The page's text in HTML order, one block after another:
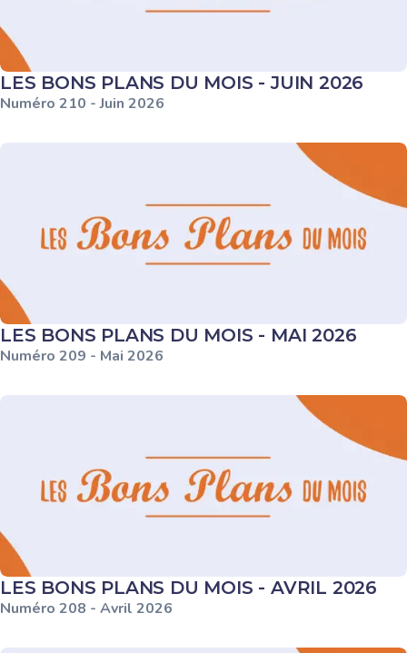
LES BONS PLANS DU MOIS - JUIN 2026
Numéro 210 - Juin 2026
LES BONS PLANS DU MOIS - MAI 2026
Numéro 209 - Mai 2026
LES BONS PLANS DU MOIS - AVRIL 2026
Numéro 208 - Avril 2026